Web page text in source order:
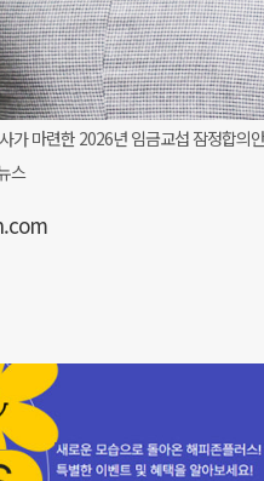
가 마련한 2026년 임금교섭 잠정합의안
스